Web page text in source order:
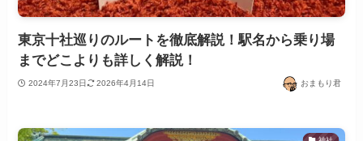
東京十社巡りのルートを徹底解説！駅名から乗り場
までどこよりも詳しく解説！
2024年7月23日 2026年4月14日 おまもり君